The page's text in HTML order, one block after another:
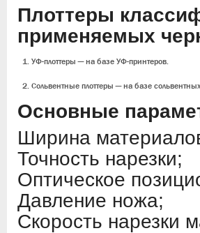
Плоттеры
применяемых
УФ-плоттеры — на базе УФ-принтеров.
Сольвентные плоттеры — на базе
Основные
Ширина
Точность нарезки;
Оптическое
Давление ножа;
Скорость нарезки